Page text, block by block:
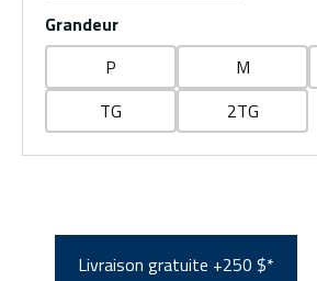
Grandeur
P
M
TG
2TG
Livraison gratuite +250 $*